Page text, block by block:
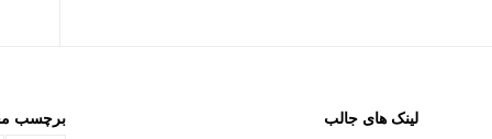
لینک های جالب برچسب